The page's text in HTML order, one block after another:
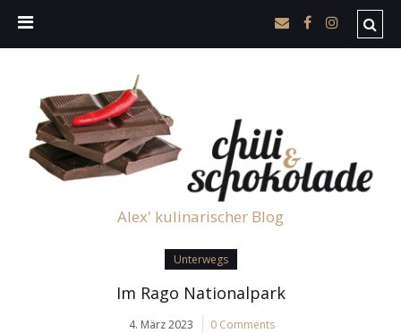
Alex' kulinarischer Blog
Unterwegs
Im Rago Nationalpark
4. März 2023 0 Comments